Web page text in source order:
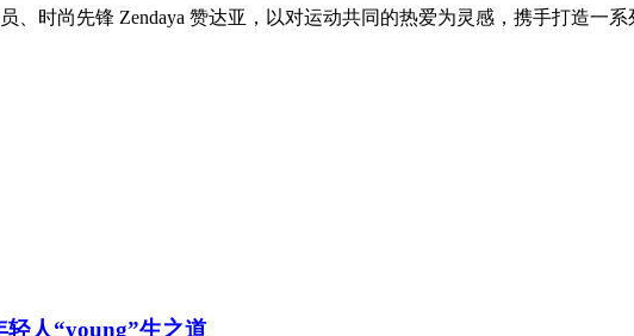
、时尚先锋 Zendaya 赞达亚，以对运动共同的热爱为灵感，携手打造一系
人“young”生之道